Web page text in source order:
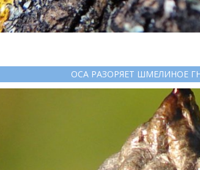
ОСА РАЗОРЯЕТ ШМЕЛИНОЕ